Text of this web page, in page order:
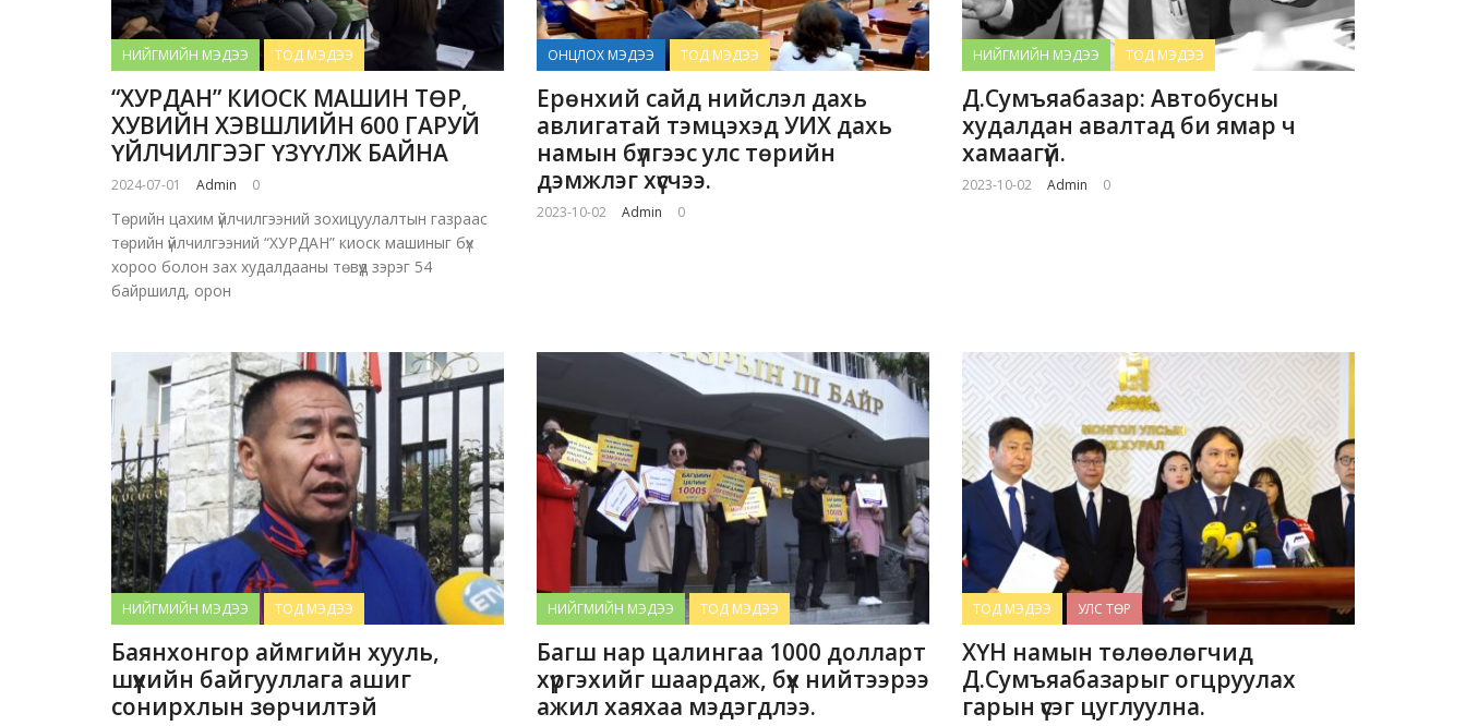
НИЙГМИЙН МЭДЭЭ ТОД МЭДЭЭ
“ХУРДАН” КИОСК МАШИН ТӨР,
ХУВИЙН ХЭВШЛИЙН 600 ГАРУЙ
ҮЙЛЧИЛГЭЭГ ҮЗҮҮЛЖ БАЙНА
2024-07-01 Admin 0
Төрийн цахим үйлчилгээний зохицуулалтын газраас
төрийн үйлчилгээний “ХУРДАН” киоск машиныг бүх
хороо болон зах худалдааны төвүүд зэрэг 54
байршилд, орон
ОНЦЛОХ МЭДЭЭ ТОД МЭДЭЭ
Ерөнхий сайд нийслэл дахь
авлигатай тэмцэхэд УИХ дахь
намын бүлгээс улс төрийн
дэмжлэг хүсчээ.
2023-10-02 Admin 0
НИЙГМИЙН МЭДЭЭ ТОД МЭДЭЭ
Д.Сумъяабазар: Автобусны
худалдан авалтад би ямар ч
хамаагүй.
2023-10-02 Admin 0
НИЙГМИЙН МЭДЭЭ ТОД МЭДЭЭ
Баянхонгор аймгийн хууль,
шүүхийн байгууллага ашиг
сонирхлын зөрчилтэй
НИЙГМИЙН МЭДЭЭ ТОД МЭДЭЭ
Багш нар цалингаа 1000 долларт
хүргэхийг шаардаж, бүх нийтээрээ
ажил хаяхаа мэдэгдлээ.
ТОД МЭДЭЭ УЛС ТӨР
ХҮН намын төлөөлөгчид
Д.Сумъяабазарыг огцруулах
гарын үсэг цуглуулна.